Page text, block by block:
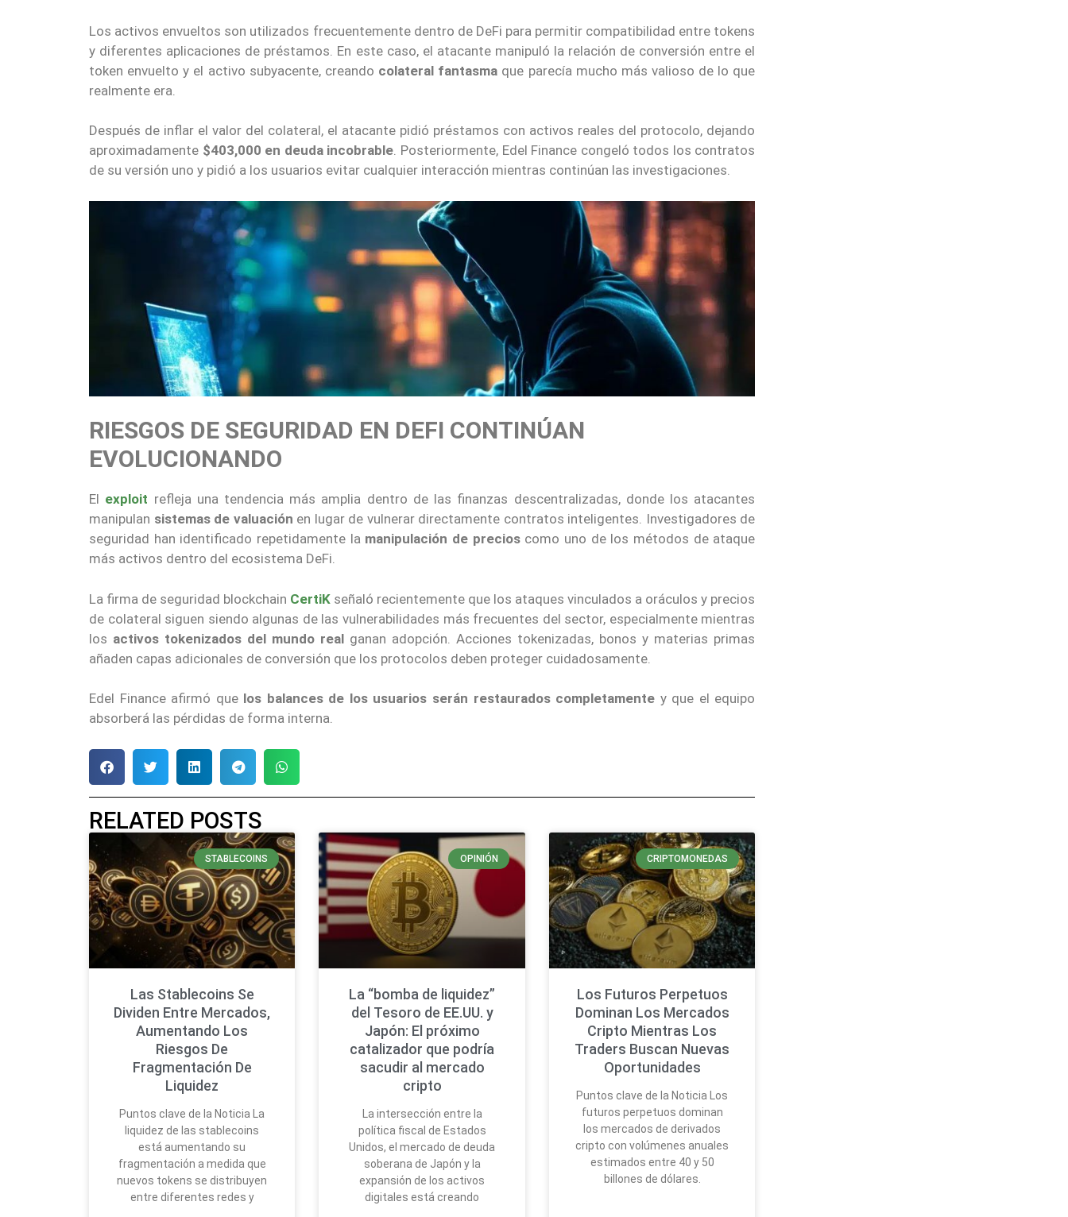
Los activos envueltos son utilizados frecuentemente dentro de DeFi para permitir compatibilidad entre tokens
y diferentes aplicaciones de préstamos. En este caso, el atacante manipuló la relación de conversión entre el
token envuelto y el activo subyacente, creando colateral fantasma que parecía mucho más valioso de lo que
realmente era.
Después de inflar el valor del colateral, el atacante pidió préstamos con activos reales del protocolo, dejando
aproximadamente $403,000 en deuda incobrable. Posteriormente, Edel Finance congeló todos los contratos
de su versión uno y pidió a los usuarios evitar cualquier interacción mientras continúan las investigaciones.
RIESGOS DE SEGURIDAD EN DEFI CONTINÚAN
EVOLUCIONANDO
El exploit refleja una tendencia más amplia dentro de las finanzas descentralizadas, donde los atacantes
manipulan sistemas de valuación en lugar de vulnerar directamente contratos inteligentes. Investigadores de
seguridad han identificado repetidamente la manipulación de precioscomo uno de los métodos de ataque
más activos dentro del ecosistema DeFi.
La firma de seguridad blockchain CertiK señaló recientemente que los ataques vinculados a oráculos y precios
de colateral siguen siendo algunas de las vulnerabilidades más frecuentes del sector, especialmente mientras
los activos tokenizados del mundo real ganan adopción. Acciones tokenizadas, bonos y materias primas
añaden capas adicionales de conversión que los protocolos deben proteger cuidadosamente.
Edel Finance afirmó que los balances de los usuarios serán restaurados completamente y que el equipo
absorberá las pérdidas de forma interna.
RELATED POSTS
STABLECOINS
Las Stablecoins Se
Dividen Entre Mercados,
Aumentando Los
Riesgos De
Fragmentación De
Liquidez
Puntos clave de la Noticia La
liquidez de las stablecoins
está aumentando su
fragmentación a medida que
nuevos tokens se distribuyen
entre diferentes redes y
OPINIÓN
La “bomba de liquidez”
del Tesoro de EE.UU. y
Japón: El próximo
catalizador que podría
sacudir al mercado
cripto
La intersección entre la
política fiscal de Estados
Unidos, el mercado de deuda
soberana de Japón y la
expansión de los activos
digitales está creando
CRIPTOMONEDAS
Los Futuros Perpetuos
Dominan Los Mercados
Cripto Mientras Los
Traders Buscan Nuevas
Oportunidades
Puntos clave de la Noticia Los
futuros perpetuos dominan
los mercados de derivados
cripto con volúmenes anuales
estimados entre 40 y 50
billones de dólares.